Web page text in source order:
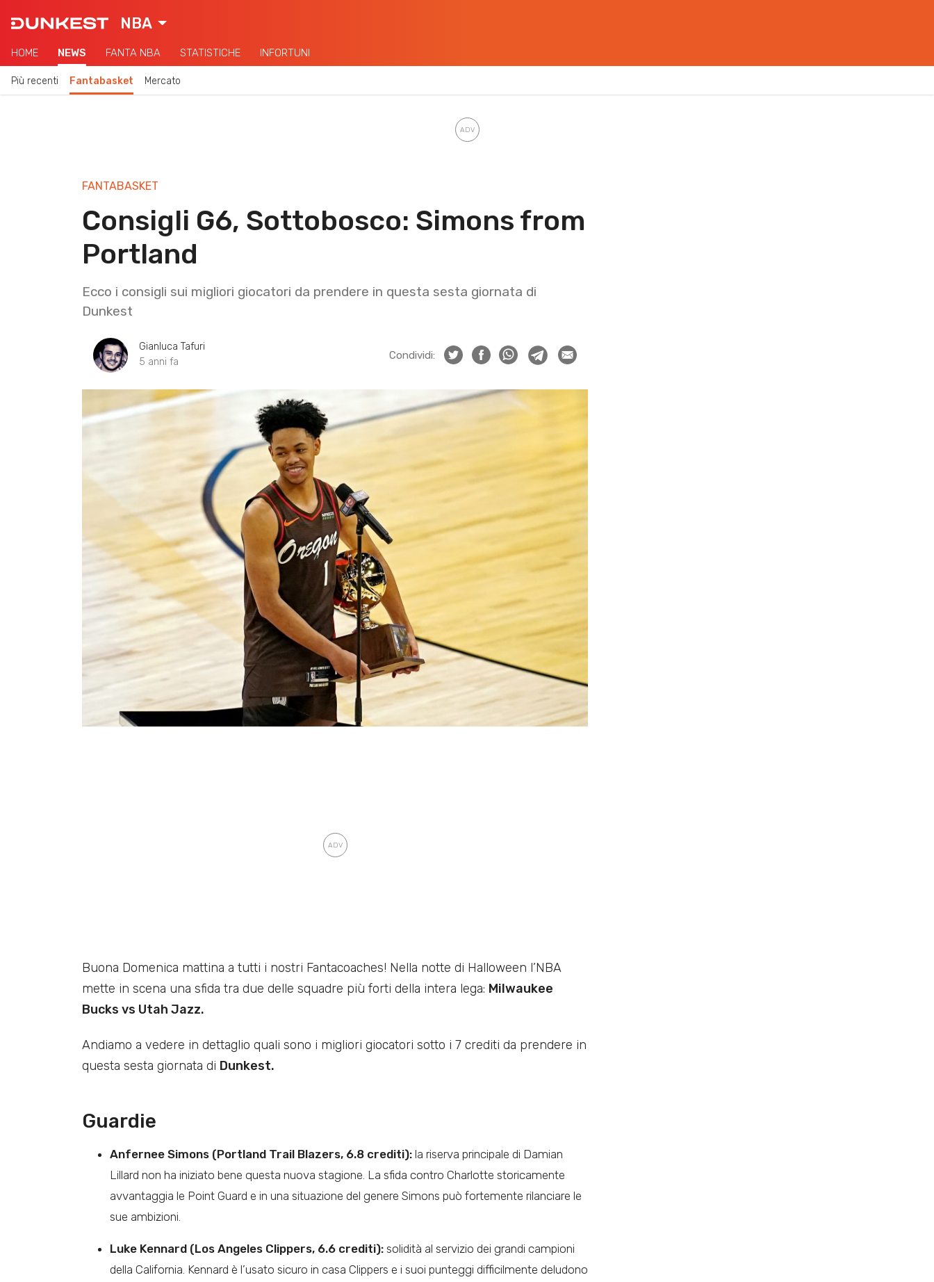
NBA
HOME NEWS FANTA NBA STATISTICHE INFORTUNI
Più recenti Fantabasket Mercato
FANTABASKET
Consigli G6, Sottobosco: Simons from
Portland
Ecco i consigli sui migliori giocatori da prendere in questa sesta giornata di
Dunkest
Gianluca Tafuri
5 anni fa
Condividi:
Buona Domenica mattina a tutti i nostri Fantacoaches! Nella notte di Halloween l’NBA
mette in scena una sfida tra due delle squadre più forti della intera lega: Milwaukee
Bucks vs Utah Jazz.
Andiamo a vedere in dettaglio quali sono i migliori giocatori sotto i 7 crediti da prendere in
questa sesta giornata di Dunkest.
Guardie
Anfernee Simons (Portland Trail Blazers, 6.8 crediti): la riserva principale di Damian
Lillard non ha iniziato bene questa nuova stagione. La sfida contro Charlotte storicamente
avvantaggia le Point Guard e in una situazione del genere Simons può fortemente rilanciare le
sue ambizioni.
Luke Kennard (Los Angeles Clippers, 6.6 crediti): solidità al servizio dei grandi campioni
della California. Kennard è l’usato sicuro in casa Clippers e i suoi punteggi difficilmente deludono